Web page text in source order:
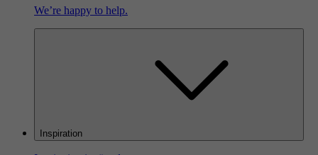
We’re happy to help.
Inspiration